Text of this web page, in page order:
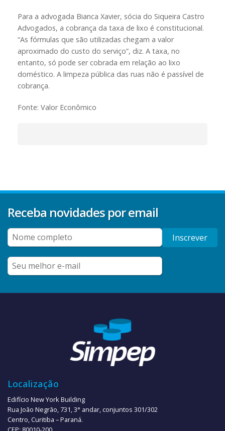
Para a advogada Bianca Xavier, sócia do Siqueira Castro
Advogados, a cobrança da taxa de lixo é constitucional.
“As fórmulas que são utilizadas chegam a valor
aproximado do custo do serviço”, diz. A taxa, no
entanto, só pode ser cobrada em relação ao lixo
doméstico. A limpeza pública das ruas não é passível de
cobrança.
Fonte: Valor Econômico
Receba novidades por email
Inscrever
Localização
Edifício New York Building
Rua João Negrão, 731, 3° andar, conjuntos 301/302
Centro, Curitiba – Paraná.